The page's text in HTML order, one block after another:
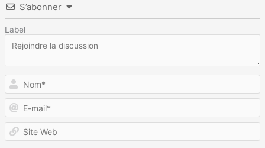
S’abonner
Label